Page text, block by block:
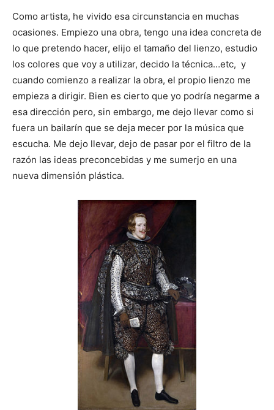
Como artista, he vivido esa circunstancia en muchas
ocasiones. Empiezo una obra, tengo una idea concreta de
lo que pretendo hacer, elijo el tamaño del lienzo, estudio
los colores que voy a utilizar, decido la técnica…etc, y
cuando comienzo a realizar la obra, el propio lienzo me
empieza a dirigir. Bien es cierto que yo podría negarme a
esa dirección pero, sin embargo, me dejo llevar como si
fuera un bailarín que se deja mecer por la música que
escucha. Me dejo llevar, dejo de pasar por el filtro de la
razón las ideas preconcebidas y me sumerjo en una
nueva dimensión plástica.